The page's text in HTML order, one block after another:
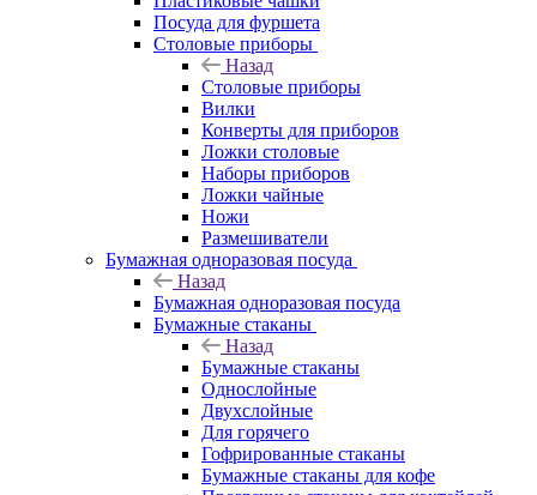
Посуда для фуршета
Столовые приборы
Назад
Столовые приборы
Вилки
Конверты для приборов
Ложки столовые
Наборы приборов
Ложки чайные
Ножи
Размешиватели
Бумажная одноразовая посуда
Назад
Бумажная одноразовая посуда
Бумажные стаканы
Назад
Бумажные стаканы
Однослойные
Двухслойные
Для горячего
Гофрированные стаканы
Бумажные стаканы для кофе